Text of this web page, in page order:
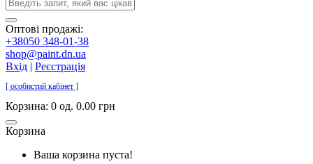
Оптові продажі:
+38050 348-01-38
shop@paint.dn.ua
Вхід | Реєстрація
[ особистий кабінет ]
Корзина: 0 од. 0.00 грн
Корзина
Ваша корзина пуста!